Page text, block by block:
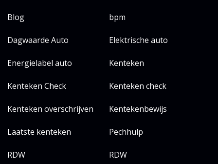
Blog bpm
Dagwaarde Auto Elektrische auto
Energielabel auto Kenteken
Kenteken Check Kenteken check
Kenteken overschrijven Kentekenbewijs
Laatste kenteken Pechhulp
RDW RDW